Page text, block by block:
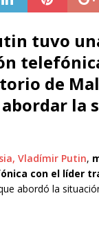
tuvo
de
la
Vladímir Putin,
con el líder
abordó la